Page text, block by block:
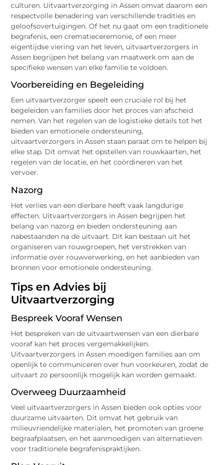
culturen. Uitvaartverzorging in Assen omvat daarom een
respectvolle benadering van verschillende tradities en
geloofsovertuigingen. Of het nu gaat om een traditionele
begrafenis, een crematieceremonie, of een meer
eigentijdse viering van het leven, uitvaartverzorgers in
Assen begrijpen het belang van maatwerk om aan de
specifieke wensen van elke familie te voldoen.
Voorbereiding en Begeleiding
Een uitvaartverzorger speelt een cruciale rol bij het
begeleiden van families door het proces van afscheid
nemen. Van het regelen van de logistieke details tot het
bieden van emotionele ondersteuning,
uitvaartverzorgers in Assen staan paraat om te helpen bij
elke stap. Dit omvat het opstellen van rouwkaarten, het
regelen van de locatie, en het coördineren van het
vervoer.
Nazorg
Het verlies van een dierbare heeft vaak langdurige
effecten. Uitvaartverzorgers in Assen begrijpen het
belang van nazorg en bieden ondersteuning aan
nabestaanden na de uitvaart. Dit kan bestaan uit het
organiseren van rouwgroepen, het verstrekken van
informatie over rouwverwerking, en het aanbieden van
bronnen voor emotionele ondersteuning.
Tips en Advies bij
Uitvaartverzorging
Bespreek Vooraf Wensen
Het bespreken van de uitvaartwensen van een dierbare
vooraf kan het proces vergemakkelijken.
Uitvaartverzorgers in Assen moedigen families aan om
openlijk te communiceren over hun voorkeuren, zodat de
uitvaart zo persoonlijk mogelijk kan worden gemaakt.
Overweeg Duurzaamheid
Veel uitvaartverzorgers in Assen bieden ook opties voor
duurzame uitvaarten. Dit omvat het gebruik van
milieuvriendelijke materialen, het promoten van groene
begraafplaatsen, en het aanmoedigen van alternatieven
voor traditionele begrafenispraktijken.